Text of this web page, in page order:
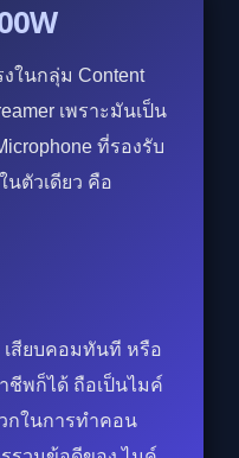
ในกลุ่ม Content
เพราะมันเป็น
ที่รองรับ
นตัวเดียว คือ
เสียบคอมทันที หรือ
ชีพก็ได้ ถือเป็นไมค์
กในการทำคอน